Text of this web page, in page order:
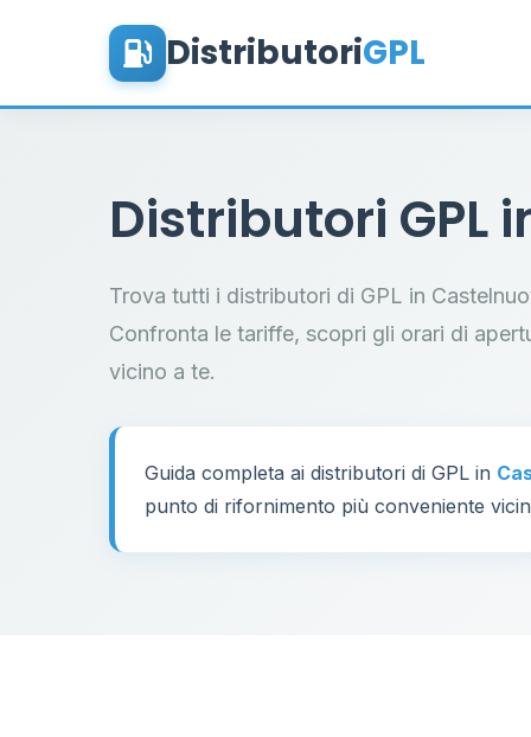
DistributoriGPL
Distributori GPL
Trova tutti i distributori di GPL in
Confronta le tariffe, scopri gli orari di
vicino a te.
Guida completa ai distributori di GPL in
punto di rifornimento più conveniente